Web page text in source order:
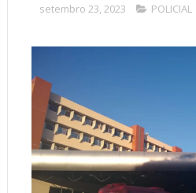
setembro 23, 2023 POLICIAL